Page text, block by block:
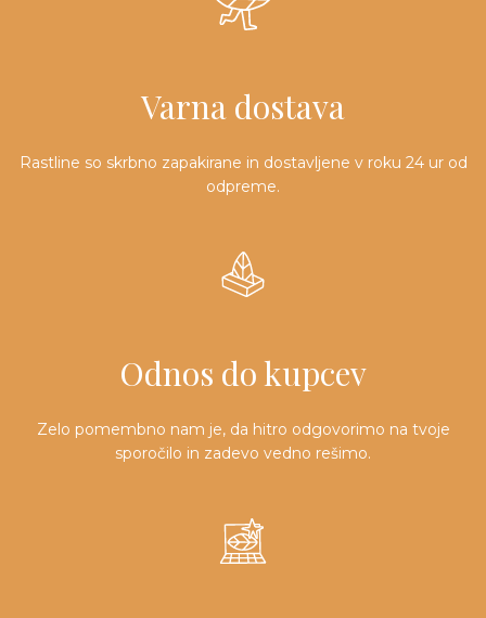
Varna dostava
Rastline so skrbno zapakirane in dostavljene v roku 24 ur od
odpreme.
Odnos do kupcev
Zelo pomembno nam je, da hitro odgovorimo na tvoje
sporočilo in zadevo vedno rešimo.